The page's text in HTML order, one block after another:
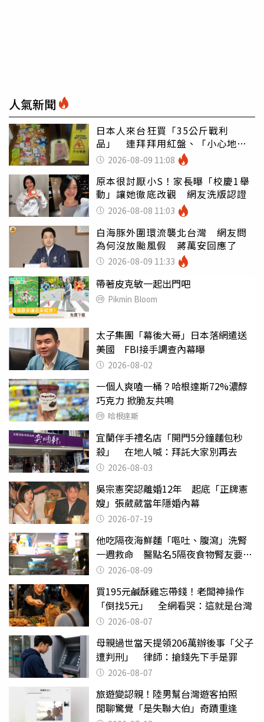
人氣新聞
日本人來台狂買「35公斤戰利
品」 連拜拜用紅盤、「小心地
滑」告示牌也帶回家
2026-08-09 11:08
原本很討厭小S！家長曝「校慶1舉
動」讓她徹底改觀 網友洗版認證
2026-08-08 11:03
白海豚外圍環流襲北台灣 網友問
為何沒放颱風假 蔣萬安回應了
2026-08-09 11:33
帶著皮克敏一起出門吧
Pikmin Bloom
太子集團「幕後大哥」日本落網遣送
美國 FBI接手調查內幕曝
2026-08-02
一個人爽嗑一桶？哈根達斯72%濃醇
巧克力 掀脆友共鳴
哈根達斯
宜蘭伴手禮名店「開門5分鐘麵包秒
殺」 在地人喊：拜託大家別再去
2026-08-03
吳宗憲突認離婚12年 起底「正牌憲
嫂」張葳葳當年隱婚內幕
2026-07-19
他吃隔夜海鮮麵「嘔吐、腹瀉」洗腎
一週救命 醫點名5隔夜食物腎友要注
意 2026-08-09
買195元鹹酥雞忘帶錢！老闆神操作
「倒找5元」 全網看哭：這就是台灣
2026-08-07
母親過世當天提領206萬辦後事「父子
遭判刑」 律師：搶錢先下手是罪
2026-08-07
旅遊變認親！陸男幫台灣遊客拍照
閒聊驚覺「是失聯大伯」奇蹟重逢